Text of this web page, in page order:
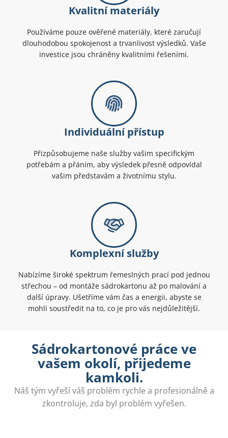
Kvalitní materiály
Používáme pouze ověřené materiály, které zaručují
dlouhodobou spokojenost a trvanlivost výsledků. Vaše
investice jsou chráněny kvalitními řešeními.
Individuální přístup
Přizpůsobujeme naše služby vašim specifickým
potřebám a přáním, aby výsledek přesně odpovídal
vašim představám a životnímu stylu.
Komplexní služby
Nabízíme široké spektrum řemeslných prací pod jednou
střechou – od montáže sádrokartonu až po malování a
další úpravy. Ušetříme vám čas a energii, abyste se
mohli soustředit na to, co je pro vás nejdůležitější.
Sádrokartonové práce ve
vašem okolí, přijedeme
kamkoli.
Náš tým vyřeší váš problém rychle a profesionálně a
zkontroluje, zda byl problém vyřešen.